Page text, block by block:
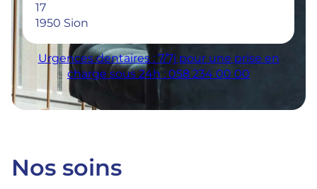
17
1950 Sion
Urgences dentaires : 7/7j pour une prise en
charge sous 24h : 058 234 00 00
Nos soins